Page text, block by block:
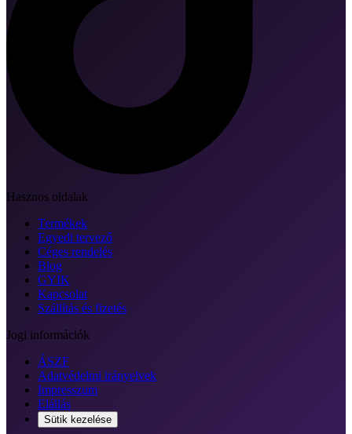
Hasznos oldalak
Termékek
Egyedi tervező
Céges rendelés
Blog
GYIK
Kapcsolat
Szállítás és fizetés
Jogi információk
ÁSZF
Adatvédelmi irányelvek
Impresszum
Elállás
Sütik kezelése